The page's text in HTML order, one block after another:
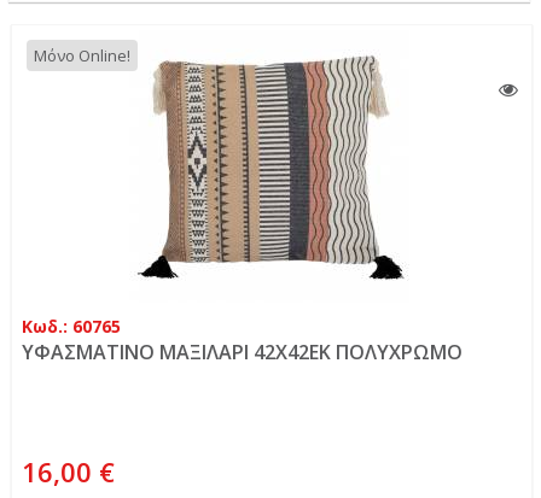
Μόνο Online!
Κωδ.: 60765
ΥΦΑΣΜΑΤΙΝΟ ΜΑΞΙΛΑΡΙ 42Χ42ΕΚ ΠΟΛΥΧΡΩΜΟ
16,00 €